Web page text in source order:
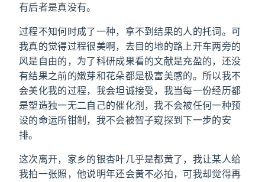
有后者是真没有。
过程不知何时成了一种，拿不到结果的人的托词。可
我真的觉得过程很美啊，去目的地的路上开车两旁的
风是自由的，为了科研成果看的文献是充盈的，还没
有结果之前的嫩芽和花朵都是极富美感的。所以我不
会美化我的过程，我会坦诚接受，我当每一份经历都
是塑造独一无二自己的催化剂，我不会被任何一种预
设的命运所钳制，我不会被智子窥探到下一步的安
排。
这次离开，家乡的银杏叶几乎是都黄了，我让某人给
我拍一张照，他说明年还会黄不必拍，可我却觉得再